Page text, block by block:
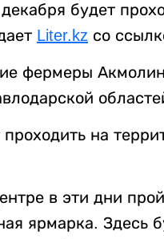
будет
Liter.kz со
фермеры
на
в эти дни
ярмарка. Здесь